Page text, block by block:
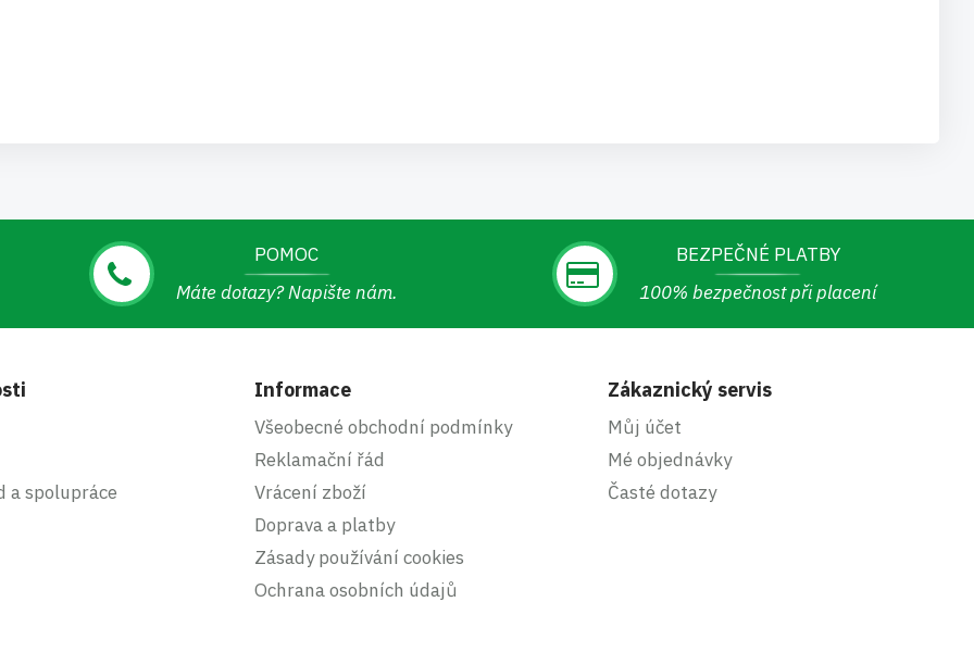
POMOC
Máte dotazy? Napište nám.
BEZPEČNÉ PLATBY
100% bezpečnost při placení
a spolupráce
Informace
Všeobecné obchodní podmínky
Reklamační řád
Vrácení zboží
Doprava a platby
Zásady používání cookies
Ochrana osobních údajů
Zákaznický servis
Můj účet
Mé objednávky
Časté dotazy